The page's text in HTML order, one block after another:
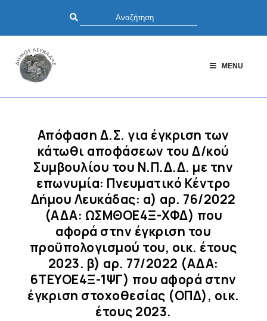
MENU
Απόφαση Δ.Σ. για έγκριση των
κάτωθι αποφάσεων του Δ/κού
Συμβουλίου του Ν.Π.Δ.Δ. με την
επωνυμία: Πνευματικό Κέντρο
Δήμου Λευκάδας: α) αρ. 76/2022
(ΑΔΑ: ΩΣΜΘΟΕ4Ξ-ΧΦΔ) που
αφορά στην έγκριση του
προϋπολογισμού του, οικ. έτους
2023. β) αρ. 77/2022 (ΑΔΑ:
6ΤΕΥΟΕ4Ξ-1ΨΓ) που αφορά στην
έγκριση στοχοθεσίας (ΟΠΔ), οικ.
έτους 2023.